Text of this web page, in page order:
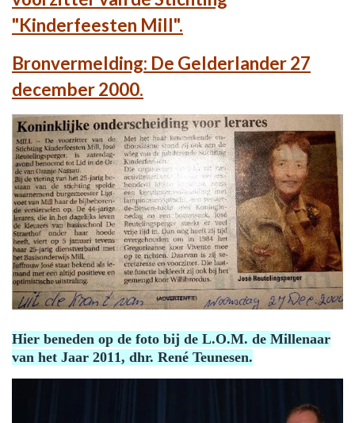
"Kinderfeesten Mill".
Bronvermelding: De Gelderlander 27
december 2000.
Hier beneden op de foto bij de L.O.M. de Millenaar
van het Jaar 2011, dhr. René Teunesen.